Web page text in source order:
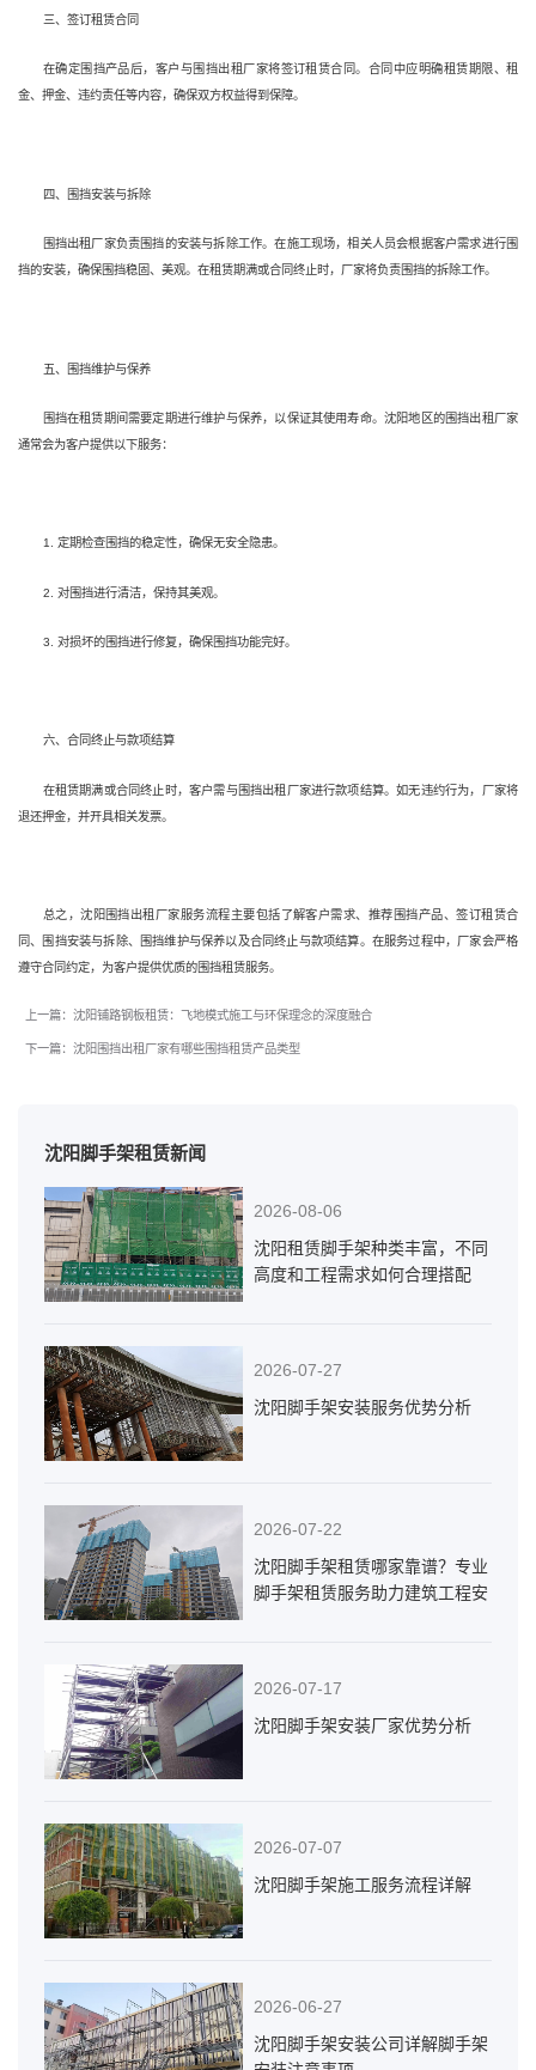
三、签订租赁合同
在确定围挡产品后，客户与围挡出租厂家将签订租赁合同。合同中应明确租赁期限、租
金、押金、违约责任等内容，确保双方权益得到保障。
四、围挡安装与拆除
围挡出租厂家负责围挡的安装与拆除工作。在施工现场，相关人员会根据客户需求进行围
挡的安装，确保围挡稳固、美观。在租赁期满或合同终止时，厂家将负责围挡的拆除工作。
五、围挡维护与保养
围挡在租赁期间需要定期进行维护与保养，以保证其使用寿命。沈阳地区的围挡出租厂家
通常会为客户提供以下服务：
1. 定期检查围挡的稳定性，确保无安全隐患。
2. 对围挡进行清洁，保持其美观。
3. 对损坏的围挡进行修复，确保围挡功能完好。
六、合同终止与款项结算
在租赁期满或合同终止时，客户需与围挡出租厂家进行款项结算。如无违约行为，厂家将
退还押金，并开具相关发票。
总之，沈阳围挡出租厂家服务流程主要包括了解客户需求、推荐围挡产品、签订租赁合
同、围挡安装与拆除、围挡维护与保养以及合同终止与款项结算。在服务过程中，厂家会严格
遵守合同约定，为客户提供优质的围挡租赁服务。
上一篇：沈阳铺路钢板租赁：飞地模式施工与环保理念的深度融合
下一篇：沈阳围挡出租厂家有哪些围挡租赁产品类型
沈阳脚手架租赁新闻
2026-08-06
沈阳租赁脚手架种类丰富，不同
高度和工程需求如何合理搭配
2026-07-27
沈阳脚手架安装服务优势分析
2026-07-22
沈阳脚手架租赁哪家靠谱？专业
脚手架租赁服务助力建筑工程安
2026-07-17
沈阳脚手架安装厂家优势分析
2026-07-07
沈阳脚手架施工服务流程详解
2026-06-27
沈阳脚手架安装公司详解脚手架